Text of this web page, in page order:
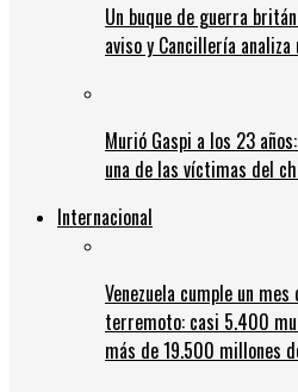
Un buque de guerra
aviso y Cancillería
Murió Gaspi a los 23
una de las víctimas del
Internacional
Venezuela cumple un
terremoto: casi 5.400
más de 19.500 millones